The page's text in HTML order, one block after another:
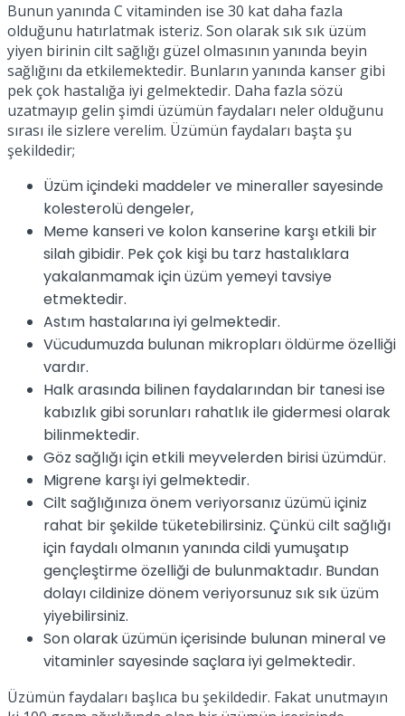
Bunun yanında C vitaminden ise 30 kat daha fazla
olduğunu hatırlatmak isteriz. Son olarak sık sık üzüm
yiyen birinin cilt sağlığı güzel olmasının yanında beyin
sağlığını da etkilemektedir. Bunların yanında kanser gibi
pek çok hastalığa iyi gelmektedir. Daha fazla sözü
uzatmayıp gelin şimdi üzümün faydaları neler olduğunu
sırası ile sizlere verelim. Üzümün faydaları başta şu
şekildedir;
Üzüm içindeki maddeler ve mineraller sayesinde
kolesterolü dengeler,
Meme kanseri ve kolon kanserine karşı etkili bir
silah gibidir. Pek çok kişi bu tarz hastalıklara
yakalanmamak için üzüm yemeyi tavsiye
etmektedir.
Astım hastalarına iyi gelmektedir.
Vücudumuzda bulunan mikropları öldürme özelliği
vardır.
Halk arasında bilinen faydalarından bir tanesi ise
kabızlık gibi sorunları rahatlık ile gidermesi olarak
bilinmektedir.
Göz sağlığı için etkili meyvelerden birisi üzümdür.
Migrene karşı iyi gelmektedir.
Cilt sağlığınıza önem veriyorsanız üzümü içiniz
rahat bir şekilde tüketebilirsiniz. Çünkü cilt sağlığı
için faydalı olmanın yanında cildi yumuşatıp
gençleştirme özelliği de bulunmaktadır. Bundan
dolayı cildinize dönem veriyorsunuz sık sık üzüm
yiyebilirsiniz.
Son olarak üzümün içerisinde bulunan mineral ve
vitaminler sayesinde saçlara iyi gelmektedir.
Üzümün faydaları başlıca bu şekildedir. Fakat unutmayın